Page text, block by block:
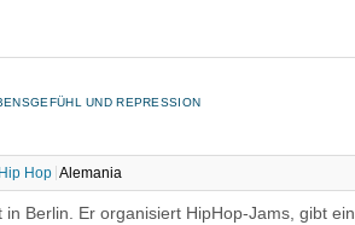
UND REPRESSION
Hip Hop Alemania
Berlin. Er organisiert HipHop-Jams, gibt ein